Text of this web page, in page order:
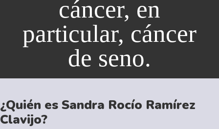
cáncer, en
particular, cáncer
de seno.
¿Quién es Sandra Rocío Ramírez
Clavijo?